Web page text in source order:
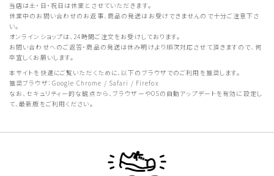
当店は土・日・祝日は休業とさせていただきます。
休業中のお問い合わせのお返事、商品の発送はお受けできませんので十分ご注意下さ
い。
オンラインショップは、24時間ご注文をお受けしております。
お問い合わせへのご返答・商品の発送は休み明けより順次対応させて頂きますので、何
卒宜しくお願いします。
本サイトを快適にご覧いただくために、以下のブラウザでのご利用を推奨します。
推奨ブラウザ：Google Chrome / Safari / Firefox
なお、セキュリティー的な観点から、ブラウザーやOSの自動アップデートを有効に設定し
て、最新版をご利用ください。